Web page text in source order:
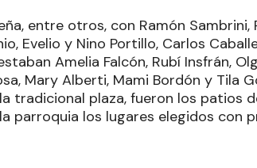
entre otros, con Ramón Sambrini,
Evelio y Nino Portillo, Carlos
Amelia Falcón, Rubí Insfrán,
Mary Alberti, Mami Bordón y Tila
tradicional plaza, fueron los patios
parroquia los lugares elegidos con